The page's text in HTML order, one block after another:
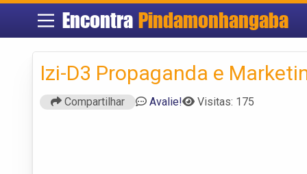
Encontra Pindamonhangaba
Izi-D3 Propaganda e
Compartilhar Avalie! Visitas: 175